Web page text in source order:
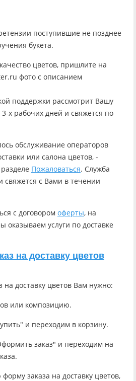
поступившие не позднее
букета.
цветов, пришлите на
фото с описанием
поддержки рассмотрит Вашу
х рабочих дней и свяжется по
обслуживание операторов
или салона цветов, -
Пожаловаться. Служба
свяжется с Вами в течении
с договором оферты, на
оказываем услуги по доставке
на доставку цветов
на доставку цветов Вам нужно:
или композицию.
и переходим в корзину.
заказ" и переходим на
заказа на доставку цветов,